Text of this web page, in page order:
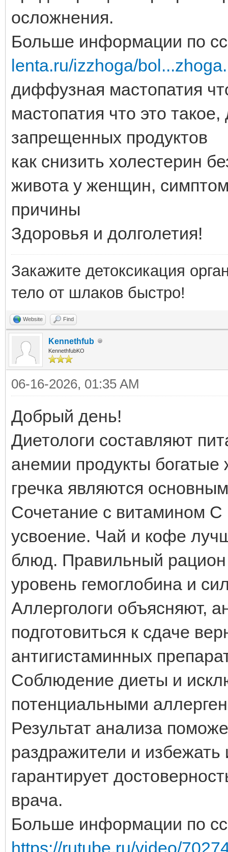
осложнения.
Больше информации по
lenta.ru/izzhoga/
диффузная мастопатия
мастопатия что это
запрещенных продуктов
как снизить холестерин
живота у женщин,
причины
Здоровья и долголетия!
Закажите детоксикация
тело от шлаков быстро!
Website Find
Kennethfub
KennethfubKO
06-16-2026, 01:35 AM
Добрый день!
Диетологи составляют
анемии продукты
гречка являются
Сочетание с витамином С
усвоение. Чай и кофе
блюд. Правильный рацион
уровень гемоглобина и
Аллергологи объясняют,
подготовиться к сдаче
антигистаминных
Соблюдение диеты и
потенциальными
Результат анализа
раздражители и избежать
гарантирует
врача.
Больше информации по
https://rutube.ru/video/